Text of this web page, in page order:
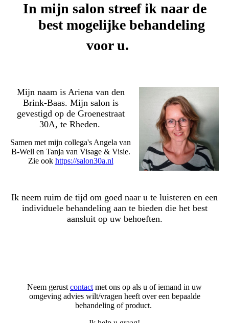
In mijn salon streef ik naar de
best mogelijke behandeling
voor u.
Mijn naam is Ariena van den
Brink-Baas. Mijn salon is
gevestigd op de Groenestraat
30A, te Rheden.
Samen met mijn collega's Angela van
B-Well en Tanja van Visage & Visie.
Zie ook https://salon30a.nl
Ik neem ruim de tijd om goed naar u te luisteren en een
individuele behandeling aan te bieden die het best
aansluit op uw behoeften.
Neem gerust contact met ons op als u of iemand in uw
omgeving advies wilt/vragen heeft over een bepaalde
behandeling of product.